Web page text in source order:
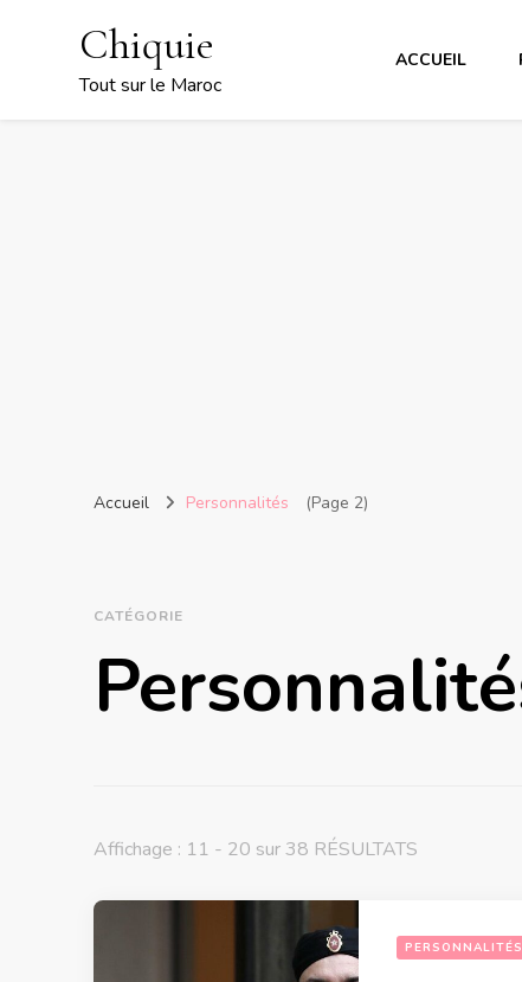
Chiquie
Tout sur le Maroc
ACCUEIL
Accueil Personnalités (Page 2)
CATÉGORIE
Affichage : 11 - 20 sur 38 RÉSULTATS
PERSONNALITÉS